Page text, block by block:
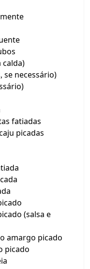
calda)
se necessário)
fatiadas
picadas
(salsa e
amargo picado
picado